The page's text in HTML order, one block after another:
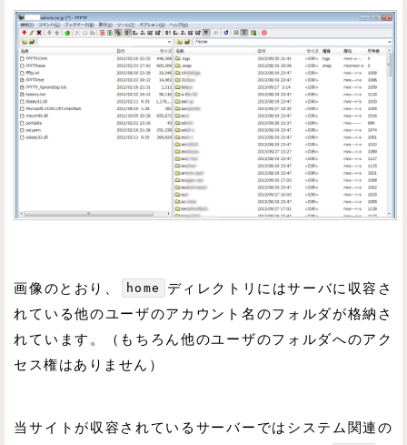
画像のとおり、 home
ディレクトリにはサーバに収容さ
れている他のユーザのアカウント名のフォルダが格納さ
れています。（もちろん他のユーザのフォルダへのアク
セス権はありません）
当サイトが収容されているサーバーではシステム関連の